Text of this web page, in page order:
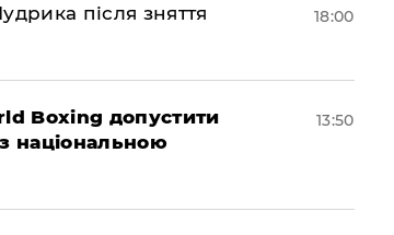
після зняття
18:00
Boxing допустити
національною
13:50